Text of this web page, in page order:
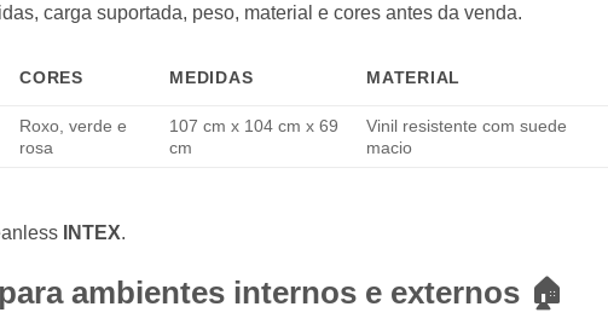
carga suportada, peso, material e cores antes da venda.
CORES MEDIDAS MATERIAL
Roxo, verde e
rosa
107 cm x 104 cm x 69
cm
Vinil resistente com suede
macio
INTEX.
para ambientes internos e externos 🏠